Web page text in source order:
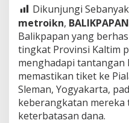
Dikunjungi
metroikn, BALIKPAPAN
Balikpapan yang
tingkat Provinsi Kaltim
menghadapi tantangan
memastikan tiket ke
Sleman, Yogyakarta,
keberangkatan mereka
keterbatasan dana.